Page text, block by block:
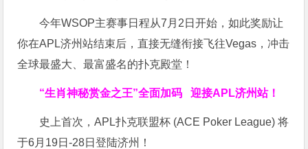
今年WSOP主赛事日程从7月2日开始，如此奖励让
你在APL济州站结束后，直接无缝衔接飞往Vegas，冲击
全球最盛大、最富盛名的扑克殿堂！
“生肖神秘赏金之王”全面加码迎接APL济州站！
史上首次，APL扑克联盟杯 (ACE Poker League) 将
于6月19日-28日登陆济州！